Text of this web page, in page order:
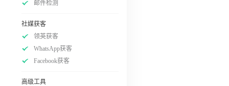
邮件检测
社媒获客
领英获客
WhatsApp获客
Facebook获客
高级工具